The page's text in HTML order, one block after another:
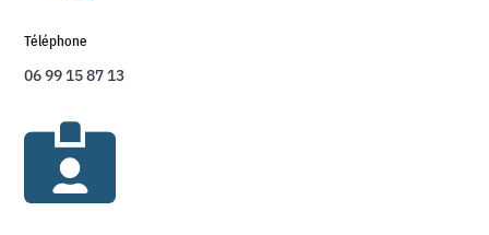
Téléphone
06 99 15 87 13
